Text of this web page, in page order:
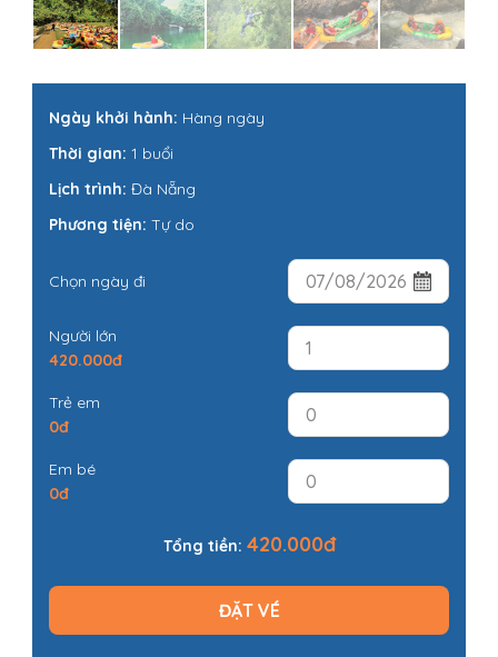
Ngày khởi hành: Hàng ngày
Thời gian: 1 buổi
Lịch trình: Đà Nẵng
Phương tiện: Tự do
Chọn ngày đi
Người lớn
420.000đ
Trẻ em
0đ
Em bé
0đ
Tổng tiền: 420.000đ
ĐẶT VÉ